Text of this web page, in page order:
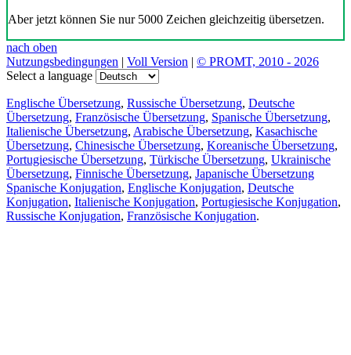
Aber jetzt können Sie nur 5000 Zeichen gleichzeitig übersetzen.
nach oben
Nutzungsbedingungen | Voll Version | © PROMT, 2010 - 2026
Select a language
Englische Übersetzung, Russische Übersetzung, Deutsche
Übersetzung, Französische Übersetzung, Spanische Übersetzung,
Italienische Übersetzung, Arabische Übersetzung, Kasachische
Übersetzung, Chinesische Übersetzung, Koreanische Übersetzung,
Portugiesische Übersetzung, Türkische Übersetzung, Ukrainische
Übersetzung, Finnische Übersetzung, Japanische Übersetzung
Spanische Konjugation, Englische Konjugation, Deutsche
Konjugation, Italienische Konjugation, Portugiesische Konjugation,
Russische Konjugation, Französische Konjugation.